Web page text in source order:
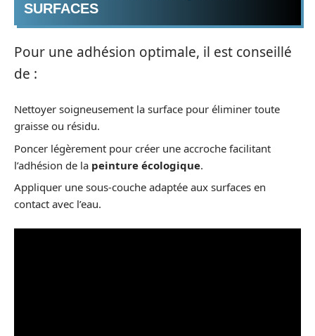
SURFACES
Pour une adhésion optimale, il est conseillé
de :
Nettoyer soigneusement la surface pour éliminer toute
graisse ou résidu.
Poncer légèrement pour créer une accroche facilitant
l’adhésion de la peinture écologique.
Appliquer une sous-couche adaptée aux surfaces en
contact avec l’eau.